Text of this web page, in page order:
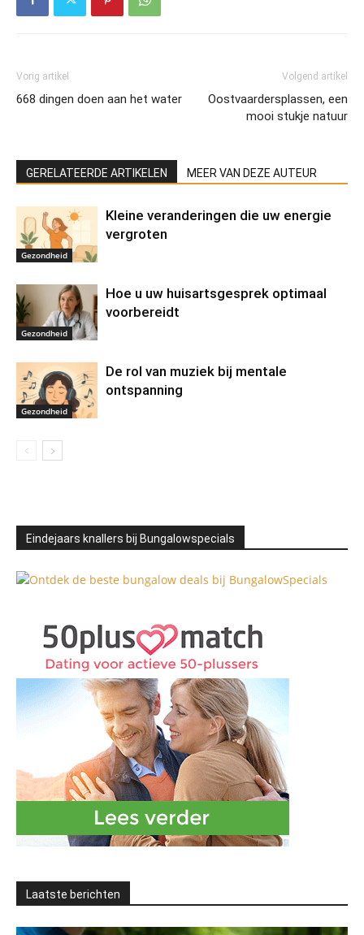
Vorig artikel
668 dingen doen aan het water
Volgend artikel
Oostvaardersplassen, een
mooi stukje natuur
GERELATEERDE ARTIKELEN MEER VAN DEZE AUTEUR
Gezondheid
Kleine veranderingen die uw energie
vergroten
Gezondheid
Hoe u uw huisartsgesprek optimaal
voorbereidt
Gezondheid
De rol van muziek bij mentale
ontspanning
Eindejaars knallers bij Bungalowspecials
Laatste berichten